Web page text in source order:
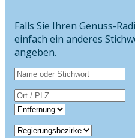
Falls Sie Ihren Genuss-
einfach ein anderes
angeben.